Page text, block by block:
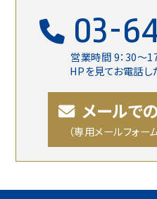
03-
営業時間 9：30〜17
HPを見てお電話し
メールで
（専用メールフォー